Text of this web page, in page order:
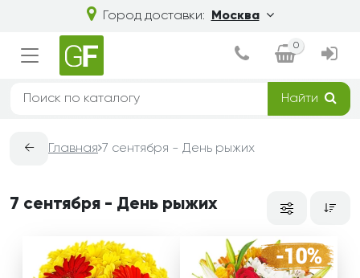
Город доставки: Москва
0
Найти
← Главная 7 сентября - День рыжих
7 сентября - День рыжих